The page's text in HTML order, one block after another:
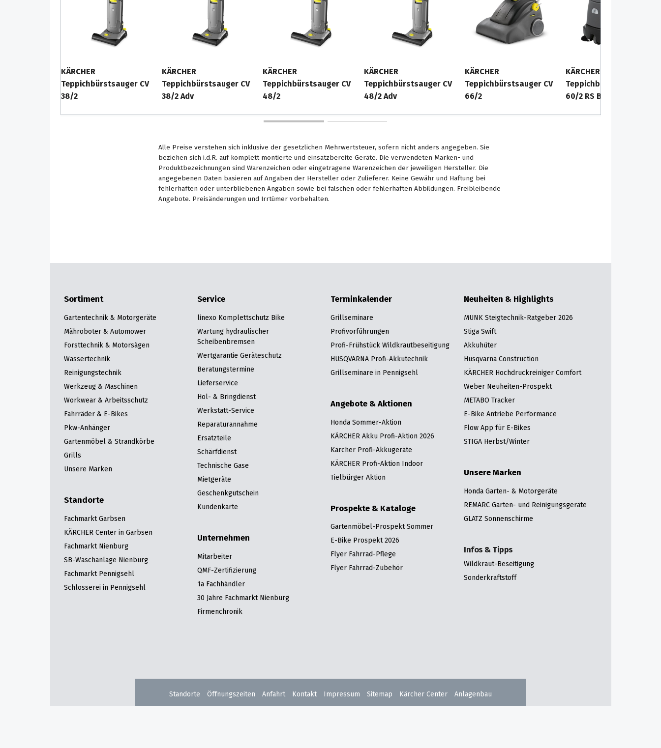
KÄRCHER
Teppichbürstsauger CV
38/2
KÄRCHER
Teppichbürstsauger CV
38/2 Adv
KÄRCHER
Teppichbürstsauger CV
48/2
KÄRCHER
Teppichbürstsauger CV
48/2 Adv
KÄRCHER
Teppichbürstsauger CV
66/2
KÄRCHER
Teppichbürstsauger CV
60/2 RS Bp
Alle Preise verstehen sich inklusive der gesetzlichen Mehrwertsteuer, sofern nicht anders angegeben. Sie
beziehen sich i.d.R. auf komplett montierte und einsatzbereite Geräte. Die verwendeten Marken- und
Produktbezeichnungen sind Warenzeichen oder eingetragene Warenzeichen der jeweiligen Hersteller. Die
angegebenen Daten basieren auf Angaben der Hersteller oder Zulieferer. Keine Gewähr und Haftung bei
fehlerhaften oder unterbliebenen Angaben sowie bei falschen oder fehlerhaften Abbildungen. Freibleibende
Angebote. Preisänderungen und Irrtümer vorbehalten.
Sortiment
Gartentechnik & Motorgeräte
Mähroboter & Automower
Forsttechnik & Motorsägen
Wassertechnik
Reinigungstechnik
Werkzeug & Maschinen
Workwear & Arbeitsschutz
Fahrräder & E-Bikes
Pkw-Anhänger
Gartenmöbel & Strandkörbe
Grills
Unsere Marken
Standorte
Fachmarkt Garbsen
KÄRCHER Center in Garbsen
Fachmarkt Nienburg
SB-Waschanlage Nienburg
Fachmarkt Pennigsehl
Schlosserei in Pennigsehl
Service
linexo Komplettschutz Bike
Wartung hydraulischer
Scheibenbremsen
Wertgarantie Geräteschutz
Beratungstermine
Lieferservice
Hol- & Bringdienst
Werkstatt-Service
Reparaturannahme
Ersatzteile
Schärfdienst
Technische Gase
Mietgeräte
Geschenkgutschein
Kundenkarte
Unternehmen
Mitarbeiter
QMF-Zertifizierung
1a Fachhändler
30 Jahre Fachmarkt Nienburg
Firmenchronik
Terminkalender
Grillseminare
Profivorführungen
Profi-Frühstück Wildkrautbeseitigung
HUSQVARNA Profi-Akkutechnik
Grillseminare in Pennigsehl
Angebote & Aktionen
Honda Sommer-Aktion
KÄRCHER Akku Profi-Aktion 2026
Kärcher Profi-Akkugeräte
KÄRCHER Profi-Aktion Indoor
Tielbürger Aktion
Prospekte & Kataloge
Gartenmöbel-Prospekt Sommer
E-Bike Prospekt 2026
Flyer Fahrrad-Pflege
Flyer Fahrrad-Zubehör
Neuheiten & Highlights
MUNK Steigtechnik-Ratgeber 2026
Stiga Swift
Akkuhüter
Husqvarna Construction
KÄRCHER Hochdruckreiniger Comfort
Weber Neuheiten-Prospekt
METABO Tracker
E-Bike Antriebe Performance
Flow App für E-Bikes
STIGA Herbst/Winter
Unsere Marken
Honda Garten- & Motorgeräte
REMARC Garten- und Reinigungsgeräte
GLATZ Sonnenschirme
Infos & Tipps
Wildkraut-Beseitigung
Sonderkraftstoff
Standorte Öffnungszeiten Anfahrt Kontakt Impressum Sitemap Kärcher Center Anlagenbau